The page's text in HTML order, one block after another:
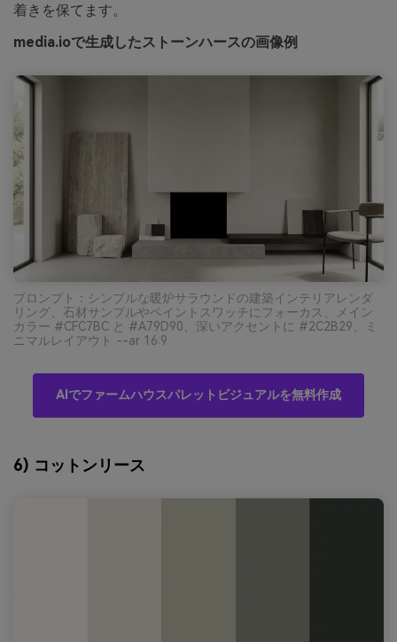
着きを保てます。
media.ioで生成したストーンハースの画像例
プロンプト：シンプルな暖炉サラウンドの建築インテリアレンダ
リング、石材サンプルやペイントスワッチにフォーカス、メイン
カラー #CFC7BC と #A79D90、深いアクセントに #2C2B29、ミ
ニマルレイアウト --ar 16:9
AIでファームハウスパレットビジュアルを無料作成
6) コットンリース